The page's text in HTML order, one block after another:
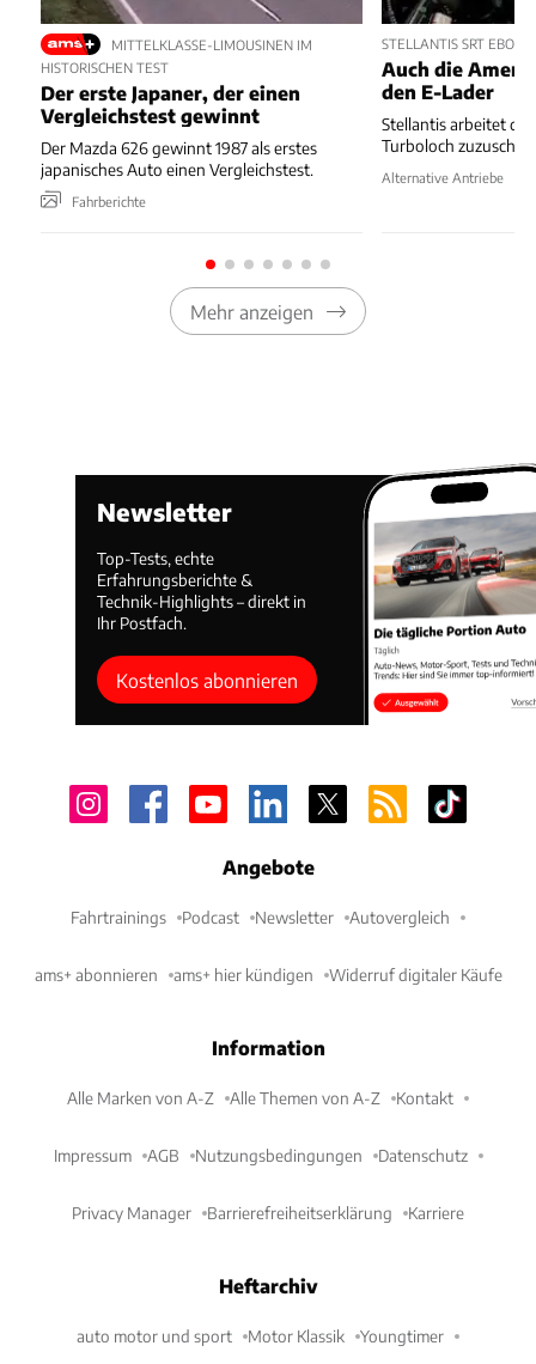
MITTELKLASSE-LIMOUSINEN IM
HISTORISCHEN TEST
Der erste Japaner, der einen
Vergleichstest gewinnt
Der Mazda 626 gewinnt 1987 als erstes
japanisches Auto einen Vergleichstest.
Fahrberichte
STELLANTIS SRT
Auch die
den E-Lader
Stellantis arbeitet
Turboloch
Alternative Antriebe
Mehr anzeigen
Newsletter
Top-Tests, echte
Erfahrungsberichte &
Technik-Highlights – direkt in
Ihr Postfach.
Kostenlos abonnieren
Angebote
Fahrtrainings Podcast Newsletter Autovergleich
ams+ abonnieren ams+ hier kündigen Widerruf digitaler Käufe
Information
Alle Marken von A-Z Alle Themen von A-Z Kontakt
Impressum AGB Nutzungsbedingungen Datenschutz
Privacy Manager Barrierefreiheitserklärung Karriere
Heftarchiv
auto motor und sport Motor Klassik Youngtimer